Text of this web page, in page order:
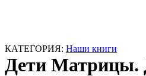
КАТЕГОРИЯ: Наши книги
Дети Матрицы.